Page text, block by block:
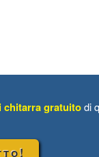
chitarra gratuitodi